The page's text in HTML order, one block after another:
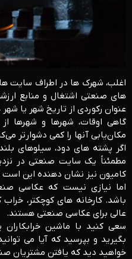
اغلب، شهرک ها در اطراف سایت
های صنعتی اشتغال و منابع
عنوان رکوردی از تاریخ شهر یا
گاهی اوقات، شهرها و شهرها
مکان‌یابی آنها را کمی دشوارتر
اگر پشته های دود، سیلوهای
مطمئناً یک سایت صنعتی در
کامیون نیز نشان دهنده این
اما نیازی نیست که عکاسی
باشد. کارخانه های کوچکتر، خراب
عالی برای عکاسی صنعتی هستند.
سعی کنید با ماشین
بگیرید و بپرسید که آیا می
خواهید دید که یافتن